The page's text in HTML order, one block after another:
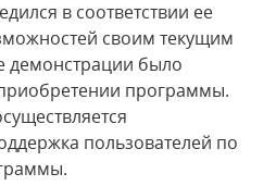
в соответствии ее
своим текущим
демонстрации было
программы.
пользователей по